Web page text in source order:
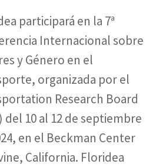
participará en la 7ª
Internacional sobre
y Género en el
organizada por el
Research Board
del 10 al 12 de septiembre
en el Beckman Center
California. Floridea